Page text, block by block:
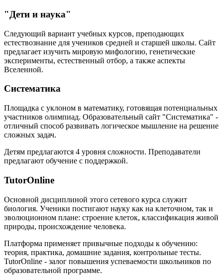
"Дети и наука"
Следующий вариант учебных курсов, преподающих
естествознание для учеников средней и старшей школы. Сайт
предлагает изучить мировую мифологию, генетические
эксперименты, естественный отбор, а также аспекты
Вселенной.
Систематика
Площадка с уклоном в математику, готовящая потенциальных
участников олимпиад. Образовательный сайт "Систематика" -
отличный способ развивать логическое мышление на решение
сложных задач.
Детям предлагаются 4 уровня сложности. Преподаватели
предлагают обучение с поддержкой.
TutorOnline
Основной дисциплиной этого сетевого курса служит
биология. Ученики постигают науку как на клеточном, так и
эволюционном плане: строение клеток, классификация живой
природы, происхождение человека.
Платформа применяет привычные подходы к обучению:
теория, практика, домашние задания, контрольные тесты.
TutorOnline - залог повышения успеваемости школьников по
образовательной программе.